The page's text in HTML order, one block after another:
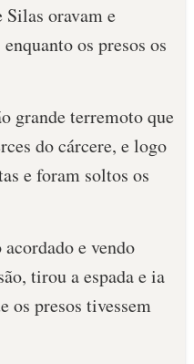
oravam e
os presos os
grande terremoto que
do cárcere, e logo
e foram soltos os
e vendo
tirou a espada e ia
os presos tivessem